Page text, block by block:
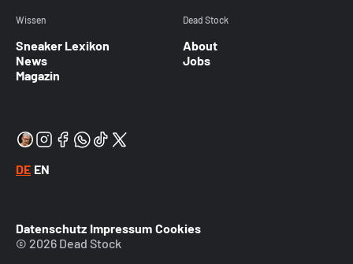
Wissen
Sneaker Lexikon
News
Magazin
Dead Stock
About
Jobs
DE EN
Datenschutz Impressum Cookies
© 2026 Dead Stock